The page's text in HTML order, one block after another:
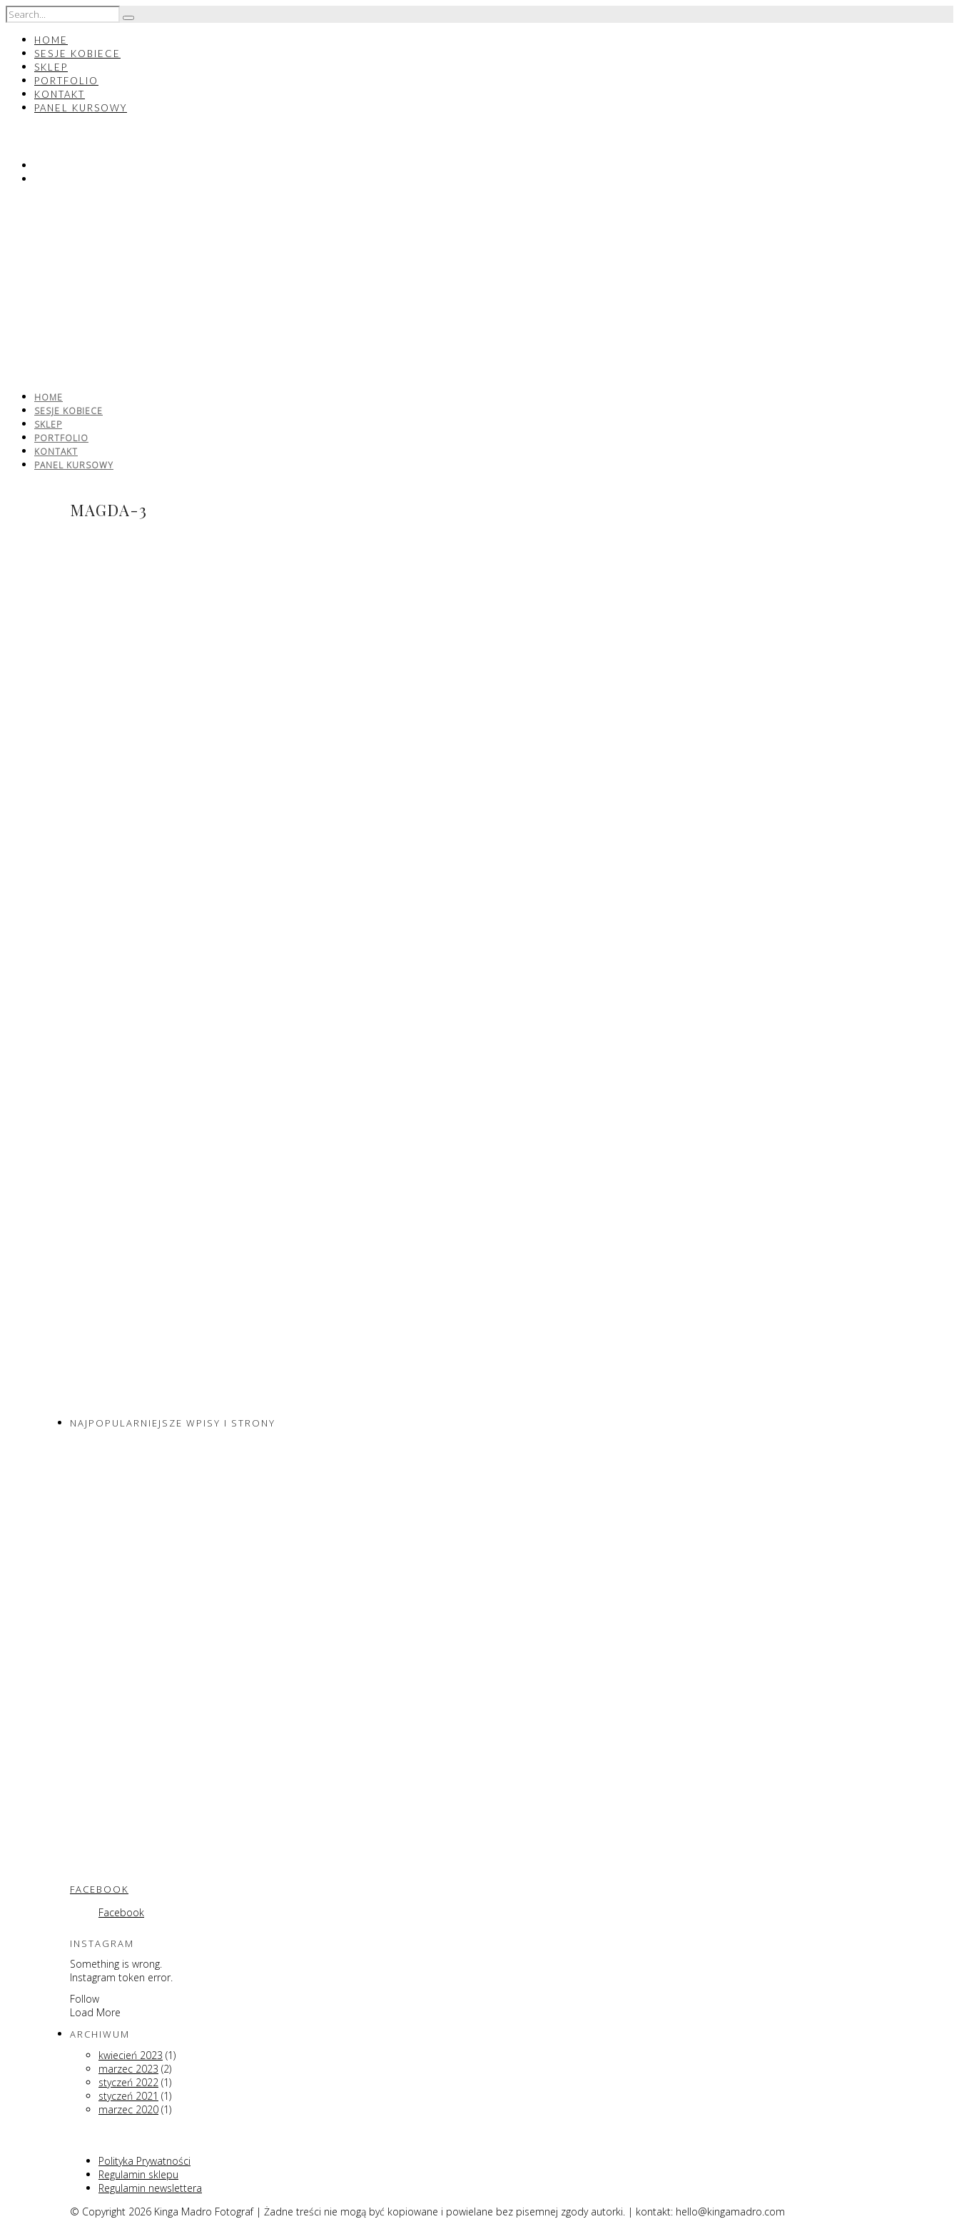
HOME
SESJE KOBIECE
SKLEP
PORTFOLIO
KONTAKT
PANEL KURSOWY
HOME
SESJE KOBIECE
SKLEP
PORTFOLIO
KONTAKT
PANEL KURSOWY
MAGDA-3
NAJPOPULARNIEJSZE WPISY I STRONY
FACEBOOK
Facebook
INSTAGRAM
Something is wrong.
Instagram token error.
Follow
Load More
ARCHIWUM
kwiecień 2023 (1)
marzec 2023 (2)
styczeń 2022 (1)
styczeń 2021 (1)
marzec 2020 (1)
Polityka Prywatności
Regulamin sklepu
Regulamin newslettera
© Copyright 2026 Kinga Madro Fotograf | Żadne treści nie mogą być kopiowane i powielane bez pisemnej zgody autorki. | kontakt: hello@kingamadro.com